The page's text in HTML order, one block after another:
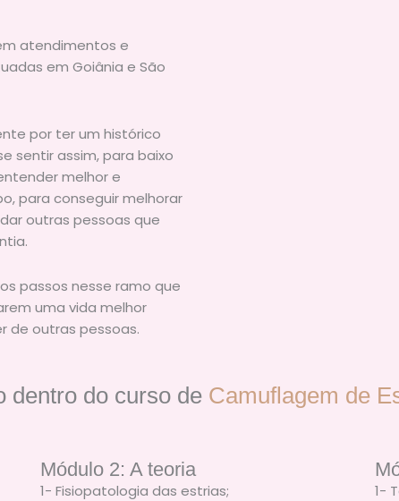
atendimentos e
em Goiânia e São
por ter um histórico
sentir assim, para baixo
melhor e
para conseguir melhorar
outras pessoas que
passos nesse ramo que
uma vida melhor
de outras pessoas.
dentro do curso de Camuflagem de
Módulo 2: A teoria
1- Fisiopatologia das estrias;
1-